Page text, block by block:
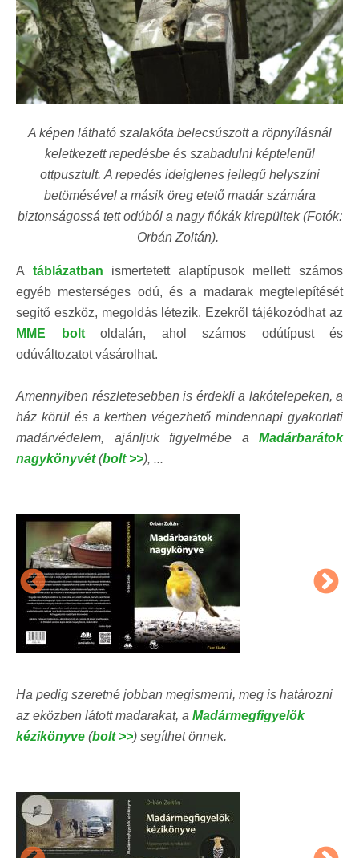
A képen látható szalakóta belecsúszott a röpnyílásnál
keletkezett repedésbe és szabadulni képtelenül
ottpusztult. A repedés ideiglenes jellegű helyszíni
betömésével a másik öreg etető madár számára
biztonságossá tett odúból a nagy fiókák kirepültek (Fotók:
Orbán Zoltán).
A táblázatban ismertetett alaptípusok mellett számos
egyéb mesterséges odú, és a madarak megtelepítését
segítő eszköz, megoldás létezik. Ezekről tájékozódhat az
MME boltoldalán, ahol számos odútípust és
odúváltozatot vásárolhat.
Amennyiben részletesebben is érdekli a lakótelepeken, a
ház körül és a kertben végezhető mindennapi gyakorlati
madárvédelem, ajánljuk figyelmébe a Madárbarátok
nagykönyvét(bolt >>), ...
Ha pedig szeretné jobban megismerni, meg is határozni
az eközben látott madarakat, a Madármegfigyelők
kézikönyve (bolt >>) segíthet önnek.